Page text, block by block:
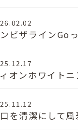
ビザラインGo
オンホワイト
を清潔にして